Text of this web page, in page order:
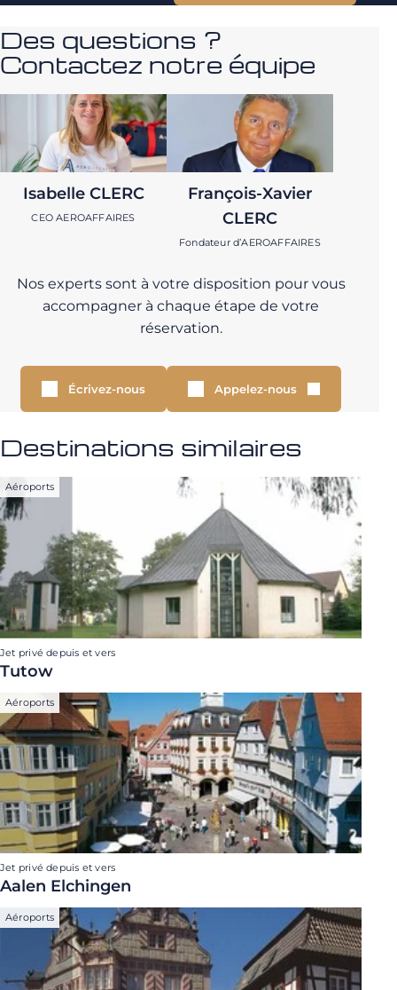
Des questions ?
Contactez notre équipe
Isabelle CLERC
CEO AEROAFFAIRES
François-Xavier
CLERC
Fondateur d’AEROAFFAIRES
Nos experts sont à votre disposition pour vous
accompagner à chaque étape de votre
réservation.
Écrivez-nous Appelez-nous
Destinations similaires
Aéroports
Jet privé depuis et vers
Tutow
Aéroports
Jet privé depuis et vers
Aalen Elchingen
Aéroports